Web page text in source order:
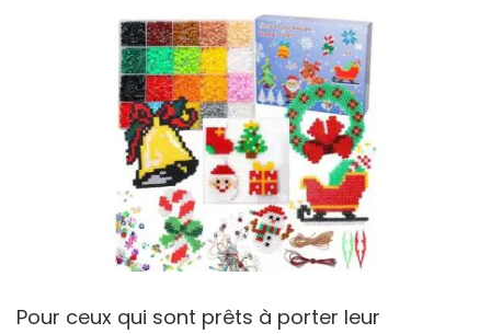
Pour ceux qui sont prêts à porter leur